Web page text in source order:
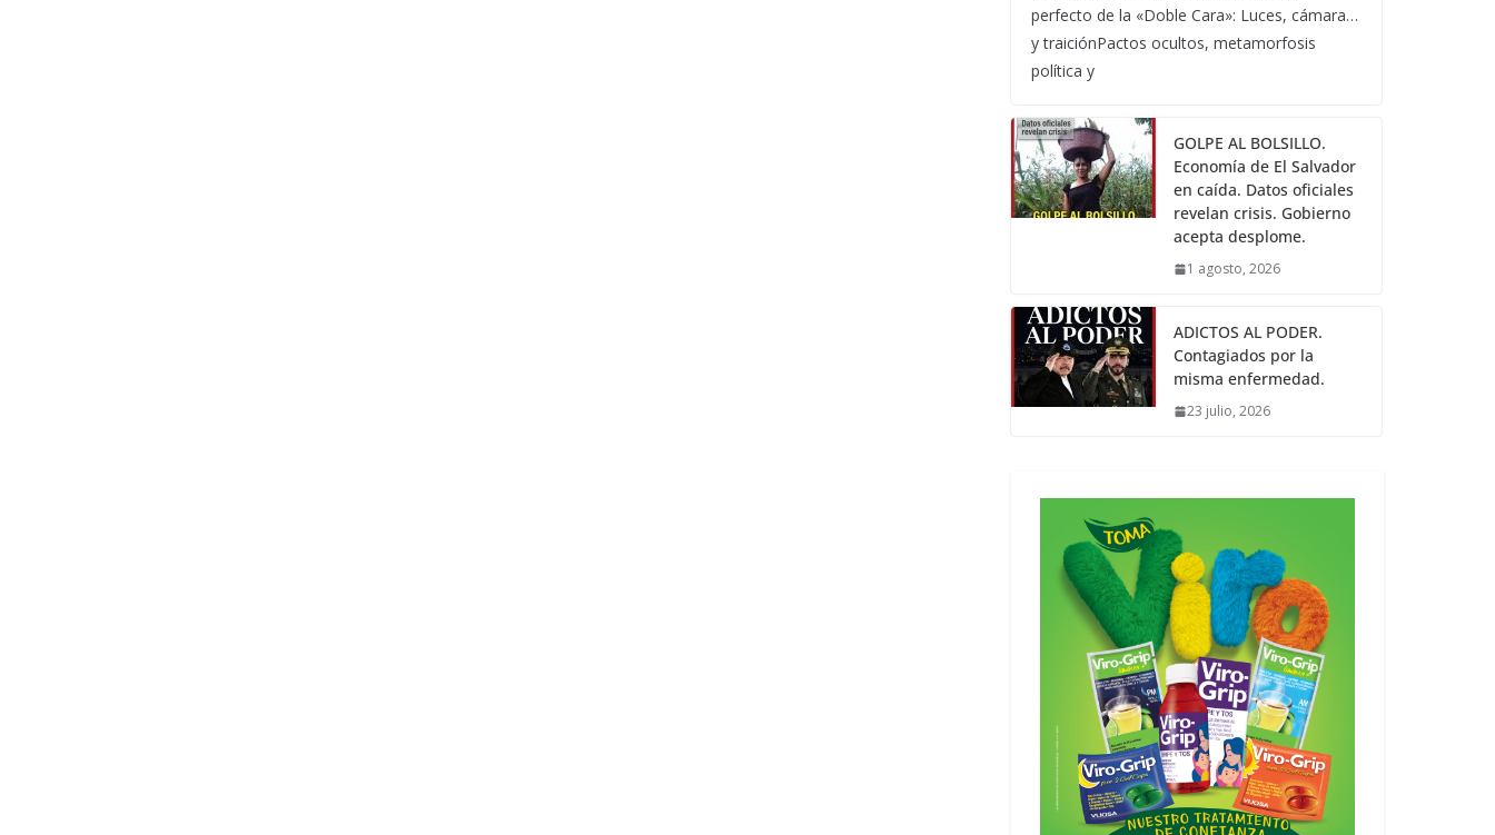
perfecto de la «Doble Cara»: Luces, cámara…
y traiciónPactos ocultos, metamorfosis
política y
GOLPE AL BOLSILLO.
Economía de El Salvador
en caída. Datos oficiales
revelan crisis. Gobierno
acepta desplome.
1 agosto, 2026
ADICTOS AL PODER.
Contagiados por la
misma enfermedad.
23 julio, 2026